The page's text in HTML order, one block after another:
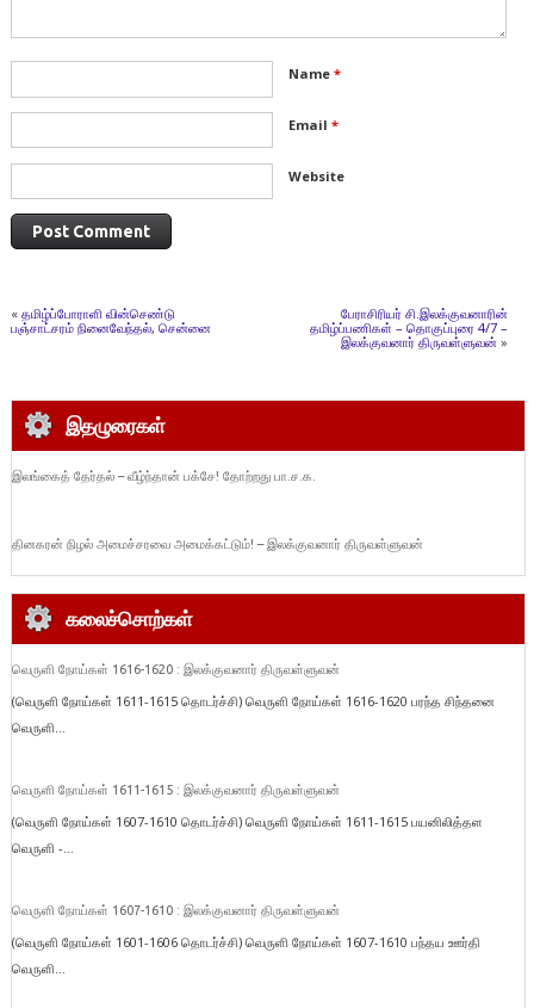
Name *
Email *
Website
« தமிழ்ப்போராளி வின்செண்டு
பஞ்சாட்சரம் நினைவேந்தல், சென்னை
பேராசிரியர் சி.இலக்குவனாரின்
தமிழ்ப்பணிகள் – தொகுப்புரை 4/7 –
இலக்குவனார் திருவள்ளுவன் »
இதழுரைகள்
இலங்கைத் தேர்தல் – வீழ்ந்தான் பக்சே! தோற்றது பா.ச.க.
தினகரன் நிழல் அமைச்சரவை அமைக்கட்டும்! – இலக்குவனார் திருவள்ளுவன்
கலைச்சொற்கள்
வெருளி நோய்கள் 1616-1620 : இலக்குவனார் திருவள்ளுவன்
(வெருளி நோய்கள் 1611-1615 தொடர்ச்சி) வெருளி நோய்கள் 1616-1620 பரந்த சிந்தனை
வெருளி...
வெருளி நோய்கள் 1611-1615 : இலக்குவனார் திருவள்ளுவன்
(வெருளி நோய்கள் 1607-1610 தொடர்ச்சி) வெருளி நோய்கள் 1611-1615 பயனிலித்தள
வெருளி -...
வெருளி நோய்கள் 1607-1610 : இலக்குவனார் திருவள்ளுவன்
(வெருளி நோய்கள் 1601-1606 தொடர்ச்சி) வெருளி நோய்கள் 1607-1610 பந்தய ஊர்தி
வெருளி...